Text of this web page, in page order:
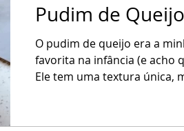
uma calda quente de
Pudim de Queijo
O pudim de queijo era a
favorita na infância (e acho
Ele tem uma textura única,
surpreendente e delicioso